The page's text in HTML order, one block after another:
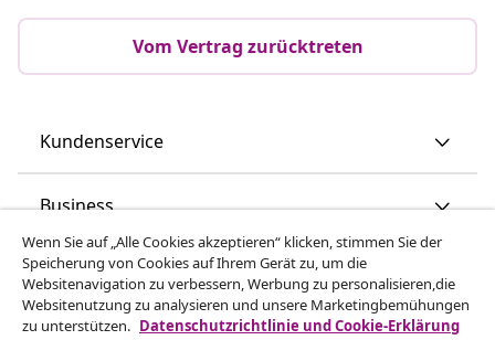
Vom Vertrag zurücktreten
Kundenservice
Business
vidaXL
Mehr entdecken
Wenn Sie auf „Alle Cookies akzeptieren“ klicken, stimmen Sie der
Speicherung von Cookies auf Ihrem Gerät zu, um die
Websitenavigation zu verbessern, Werbung zu personalisieren,die
Websitenutzung zu analysieren und unsere Marketingbemühungen
zu unterstützen. Datenschutzrichtlinie und Cookie-Erklärung